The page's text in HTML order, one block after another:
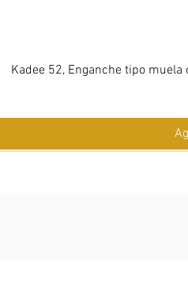
Kadee 52, Enganche tipo